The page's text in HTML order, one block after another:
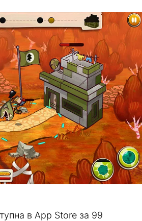
в App Store за 99